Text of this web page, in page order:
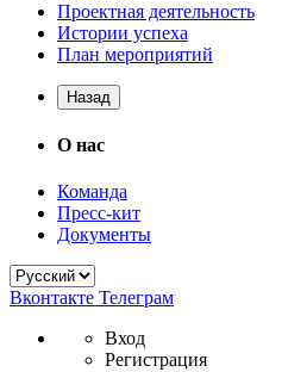
Проектная деятельность
Истории успеха
План мероприятий
Назад
О нас
Команда
Пресс-кит
Документы
Вконтакте Телеграм
Вход
Регистрация